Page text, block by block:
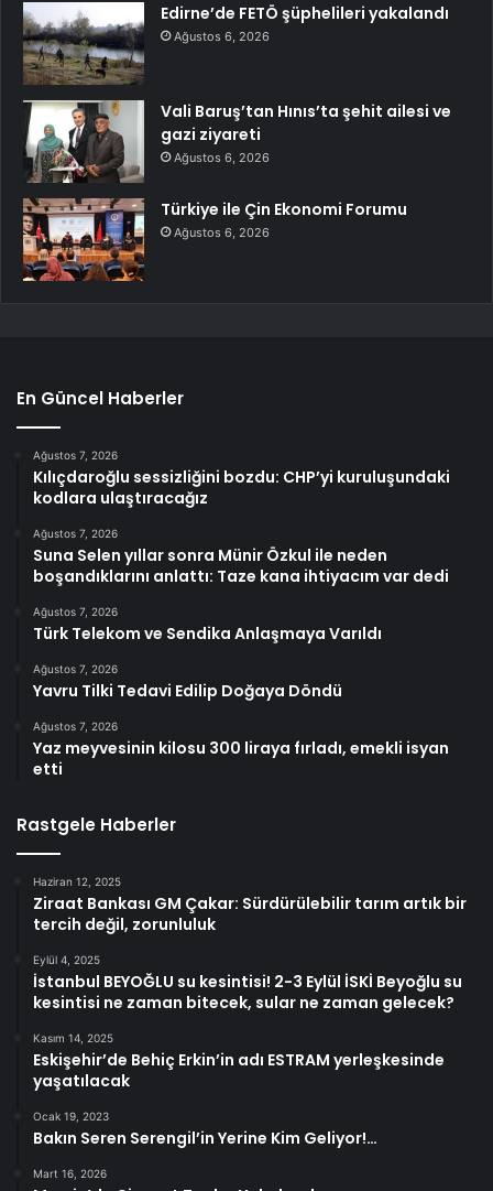
Edirne’de FETÖ şüphelileri yakalandı
Ağustos 6, 2026
Vali Baruş’tan Hınıs’ta şehit ailesi ve
gazi ziyareti
Ağustos 6, 2026
Türkiye ile Çin Ekonomi Forumu
Ağustos 6, 2026
En Güncel Haberler
Ağustos 7, 2026
Kılıçdaroğlu sessizliğini bozdu: CHP’yi kuruluşundaki
kodlara ulaştıracağız
Ağustos 7, 2026
Suna Selen yıllar sonra Münir Özkul ile neden
boşandıklarını anlattı: Taze kana ihtiyacım var dedi
Ağustos 7, 2026
Türk Telekom ve Sendika Anlaşmaya Varıldı
Ağustos 7, 2026
Yavru Tilki Tedavi Edilip Doğaya Döndü
Ağustos 7, 2026
Yaz meyvesinin kilosu 300 liraya fırladı, emekli isyan
etti
Rastgele Haberler
Haziran 12, 2025
Ziraat Bankası GM Çakar: Sürdürülebilir tarım artık bir
tercih değil, zorunluluk
Eylül 4, 2025
İstanbul BEYOĞLU su kesintisi! 2-3 Eylül İSKİ Beyoğlu su
kesintisi ne zaman bitecek, sular ne zaman gelecek?
Kasım 14, 2025
Eskişehir’de Behiç Erkin’in adı ESTRAM yerleşkesinde
yaşatılacak
Ocak 19, 2023
Bakın Seren Serengil’in Yerine Kim Geliyor!…
Mart 16, 2026